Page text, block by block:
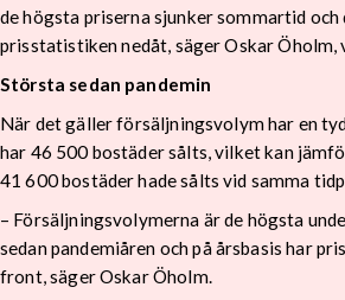
de högsta priserna sjunker sommartid och
prisstatistiken nedåt, säger Oskar Öholm,
Största sedan pandemin
När det gäller försäljningsvolym har en
har 46 500 bostäder sålts, vilket kan
41 600 bostäder hade sålts vid samma
– Försäljningsvolymerna är de högsta
sedan pandemiåren och på årsbasis har
front, säger Oskar Öholm.